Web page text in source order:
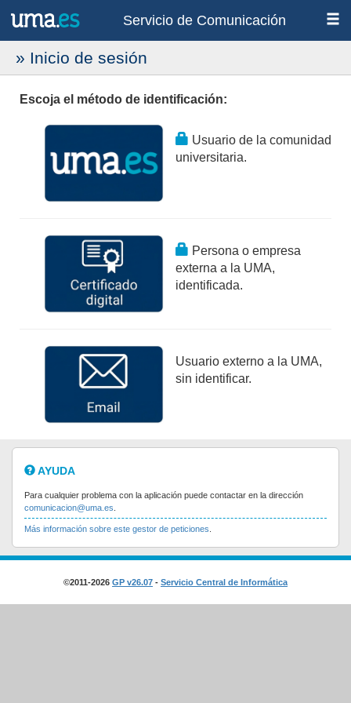
Servicio de Comunicación
» Inicio de sesión
Escoja el método de identificación:
Usuario de la comunidad
universitaria.
Persona o empresa
externa a la UMA,
identificada.
Usuario externo a la UMA,
sin identificar.
AYUDA
Para cualquier problema con la aplicación puede contactar en la dirección
comunicacion@uma.es
Más información sobre este gestor de peticiones
©2011-2026 GP v26.07 - Servicio Central de Informática